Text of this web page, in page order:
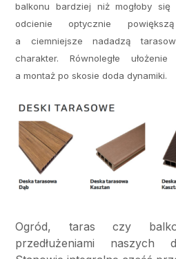
balkonu bardziej niż mogłoby
odcienie optycznie
a ciemniejsze nadadzą
charakter. Równoległe
a montaż po skosie doda dynamiki.
Ogród, taras czy
przedłużeniami naszych